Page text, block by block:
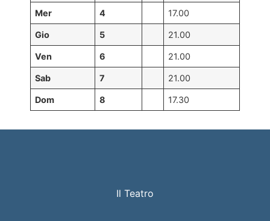
Mer 4 17.00
Gio 5 21.00
Ven 6 21.00
Sab 7 21.00
Dom 8 17.30
Il Teatro